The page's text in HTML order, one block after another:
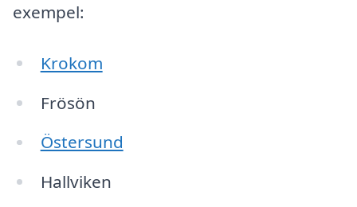
exempel:
Krokom
Frösön
Östersund
Hallviken